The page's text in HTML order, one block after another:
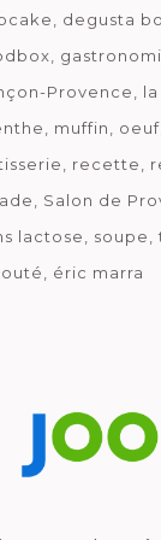
degusta
Provence
muffin oeuf
recette
Salon de
lactose
soupe
éric marra